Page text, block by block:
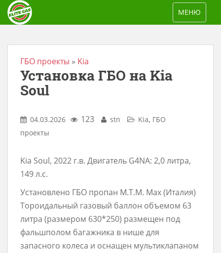
TOGGLE
МЕНЮ
ГБО проекты » Kia
Установка ГБО на Kia
Soul
04.03.2026 123 stn Kia, ГБО
проекты
Kia Soul, 2022 г.в. Двигатель G4NA: 2,0 литра,
149 л.с.
Установлено ГБО пропан M.T.M. Max (Италия)
Тороидальный газовый баллон объемом 63
литра (размером 630*250) размещен под
фальшполом багажника в нише для
запасного колеса и оснащен мультиклапаном